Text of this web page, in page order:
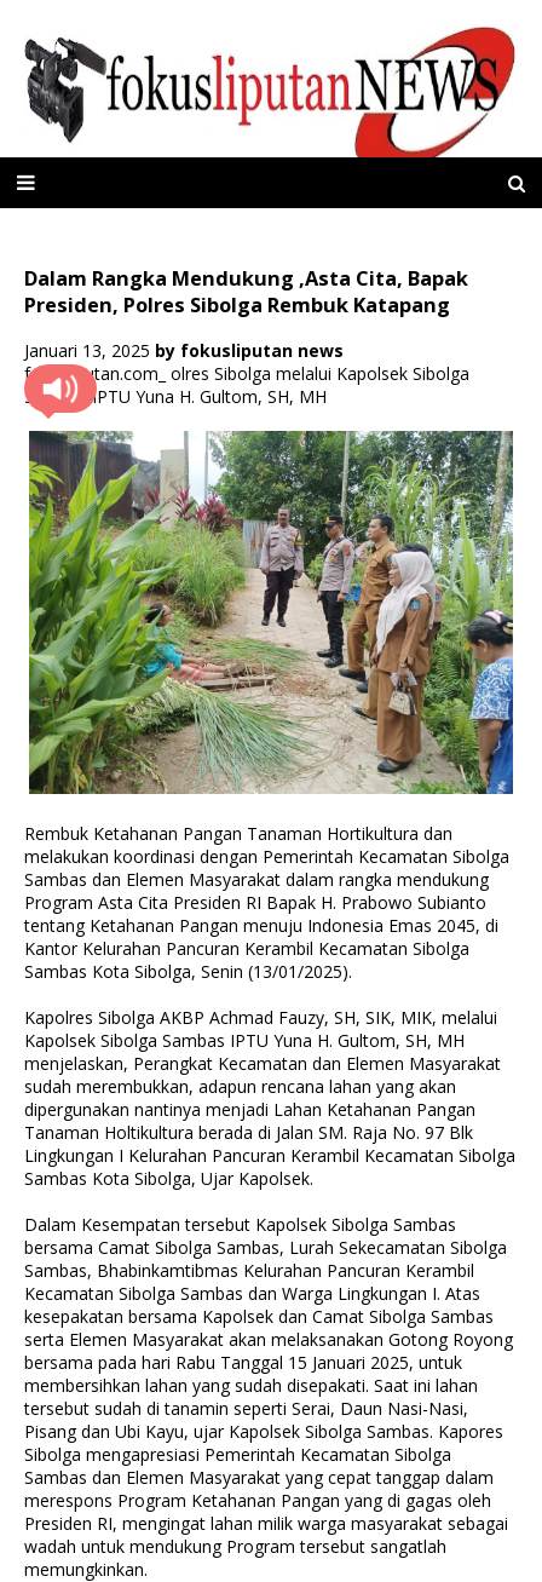
Dalam Rangka Mendukung ,Asta Cita, Bapak
Presiden, Polres Sibolga Rembuk Katapang
Januari 13, 2025 by fokusliputan news
fokusliputan.com_ olres Sibolga melalui Kapolsek Sibolga
Sambas IPTU Yuna H. Gultom, SH, MH
Rembuk Ketahanan Pangan Tanaman Hortikultura dan
melakukan koordinasi dengan Pemerintah Kecamatan Sibolga
Sambas dan Elemen Masyarakat dalam rangka mendukung
Program Asta Cita Presiden RI Bapak H. Prabowo Subianto
tentang Ketahanan Pangan menuju Indonesia Emas 2045, di
Kantor Kelurahan Pancuran Kerambil Kecamatan Sibolga
Sambas Kota Sibolga, Senin (13/01/2025).
Kapolres Sibolga AKBP Achmad Fauzy, SH, SIK, MIK, melalui
Kapolsek Sibolga Sambas IPTU Yuna H. Gultom, SH, MH
menjelaskan, Perangkat Kecamatan dan Elemen Masyarakat
sudah merembukkan, adapun rencana lahan yang akan
dipergunakan nantinya menjadi Lahan Ketahanan Pangan
Tanaman Holtikultura berada di Jalan SM. Raja No. 97 Blk
Lingkungan I Kelurahan Pancuran Kerambil Kecamatan Sibolga
Sambas Kota Sibolga, Ujar Kapolsek.
Dalam Kesempatan tersebut Kapolsek Sibolga Sambas
bersama Camat Sibolga Sambas, Lurah Sekecamatan Sibolga
Sambas, Bhabinkamtibmas Kelurahan Pancuran Kerambil
Kecamatan Sibolga Sambas dan Warga Lingkungan I. Atas
kesepakatan bersama Kapolsek dan Camat Sibolga Sambas
serta Elemen Masyarakat akan melaksanakan Gotong Royong
bersama pada hari Rabu Tanggal 15 Januari 2025, untuk
membersihkan lahan yang sudah disepakati. Saat ini lahan
tersebut sudah di tanamin seperti Serai, Daun Nasi-Nasi,
Pisang dan Ubi Kayu, ujar Kapolsek Sibolga Sambas. Kapores
Sibolga mengapresiasi Pemerintah Kecamatan Sibolga
Sambas dan Elemen Masyarakat yang cepat tanggap dalam
merespons Program Ketahanan Pangan yang di gagas oleh
Presiden RI, mengingat lahan milik warga masyarakat sebagai
wadah untuk mendukung Program tersebut sangatlah
memungkinkan.